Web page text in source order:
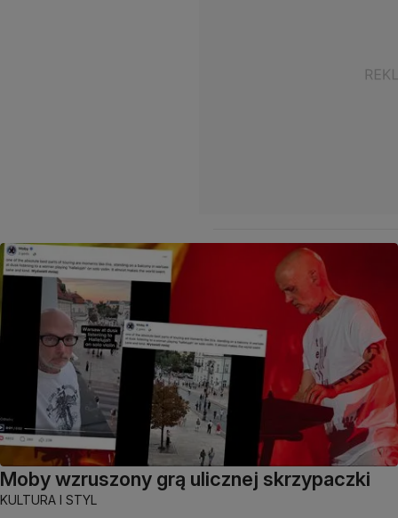
Moby wzruszony grą ulicznej skrzypaczki
KULTURA I STYL